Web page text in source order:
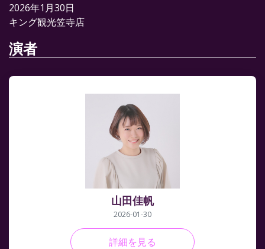
2026年1月30日
キング観光笠寺店
演者
山田佳帆
2026-01-30
詳細を見る